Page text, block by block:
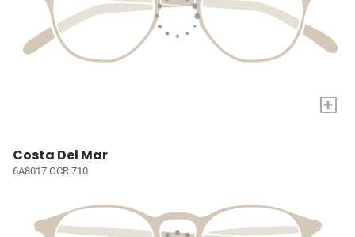
+
Costa Del Mar
6A8017 OCR 710